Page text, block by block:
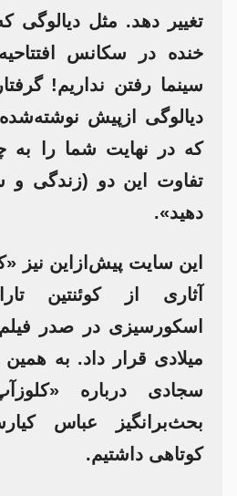
تغییر دهد. مثل دیالوگی
خنده در سکانس
سینما رفتن نداریم!
دیالوگی از‌پیش
که در نهایت شما را
تفاوت این دو (زندگی و
دهید».
این سایت پیش‌ازاین نیز
آثاری از کوئنتین
میلادی قرار داد. به
سجادی درباره
بحث‌برانگیز عباس
کوتاهی داشتیم.